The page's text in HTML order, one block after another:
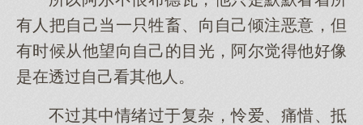
有人把自己当一只牲畜、向自己倾注恶意，但
有时候从他望向自己的目光，阿尔觉得他好像
是在透过自己看其他人。
不过其中情绪过于复杂，怜爱、痛惜、抵